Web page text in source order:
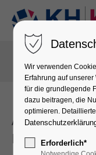
Anmeldung
Wir verwenden
Erfahrung auf
für die grundlegende
dazu beitragen, die
optimieren.
Erforderlich*